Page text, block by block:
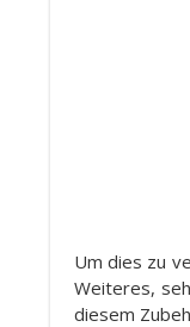
Um dies zu
Weiteres,
diesem